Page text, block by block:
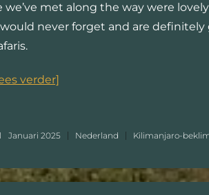
we’ve met along the way were
never forget and are definitely
verder]
Januari 2025 Nederland Kilimanjaro-